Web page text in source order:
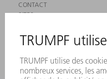
CONTACT
SITES
INSCRIPTION À LA NEWSLETTER
MYTRUMPF
PRODUITS
MACHINES & SYSTÈMES